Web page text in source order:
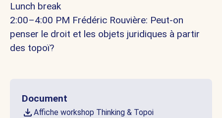
Lunch break
2:00–4:00 PM Frédéric Rouvière: Peut-on
penser le droit et les objets juridiques à partir
des topoï?
Document
Affiche workshop Thinking & Topoi